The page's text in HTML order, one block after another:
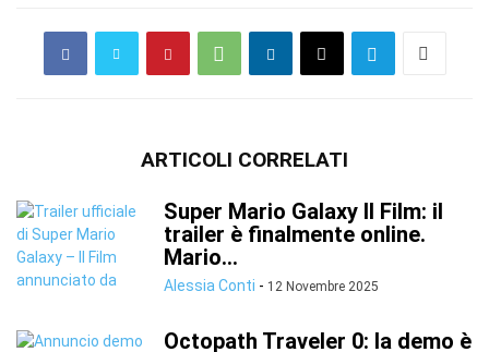
ARTICOLI CORRELATI
Super Mario Galaxy Il Film: il
trailer è finalmente online.
Mario...
Alessia Conti - 12 Novembre 2025
Octopath Traveler 0: la demo è